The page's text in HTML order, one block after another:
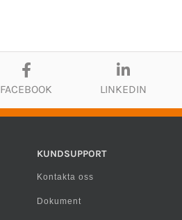
FACEBOOK LINKEDIN
KUNDSUPPORT
Kontakta oss
Dokument